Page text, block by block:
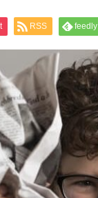
RSS feedly